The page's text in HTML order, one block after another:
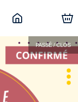
PASSÉ / CLOS